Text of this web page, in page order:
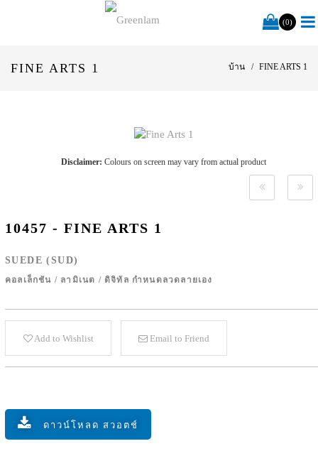
(0)
FINE ARTS 1 บ้าน FINE ARTS 1
Disclaimer: Colours on screen may vary from actual product
10457 - FINE ARTS 1
SUEDE (SUD)
คอลเล็กชัน / ลามิเนต / ดิจิทัล กำหนดลวดลายเอง
Add to Wishlist Email to Friend
ดาวน์โหลด สวอตช์